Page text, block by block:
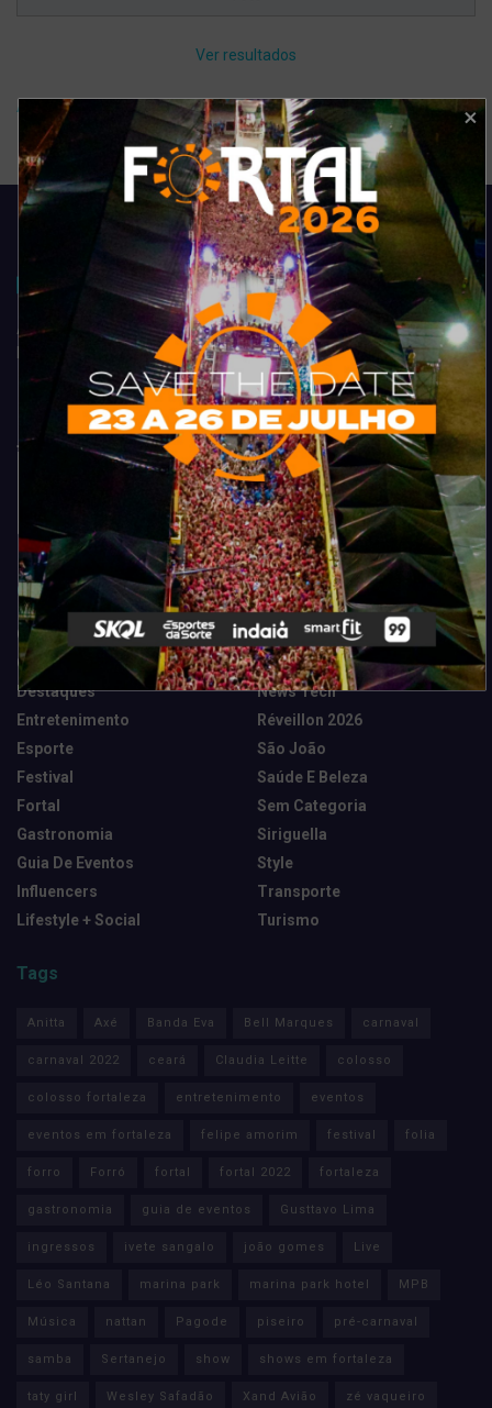
Ver resultados
Arquivo de enquete
Acompanhe todas as novidades do entretenimento na região de
Fortaleza. Dicas, promoções, coberturas exclusivas e muito mais.
Categorias
Camarote Vip Junino
Cidade
Destaques
Entretenimento
Esporte
Festival
Fortal
Gastronomia
Guia De Eventos
Influencers
Lifestyle + Social
Marketing E Negócios
Música
News Tech
Réveillon 2026
São João
Saúde E Beleza
Sem Categoria
Siriguella
Style
Transporte
Turismo
Tags
Anitta Axé Banda Eva Bell Marques carnaval
carnaval 2022 ceará Claudia Leitte colosso
colosso fortaleza entretenimento eventos
eventos em fortaleza felipe amorim festival folia
forro Forró fortal fortal 2022 fortaleza
gastronomia guia de eventos Gusttavo Lima
ingressos ivete sangalo joão gomes Live
Léo Santana marina park marina park hotel MPB
Música nattan Pagode piseiro pré-carnaval
samba Sertanejo show shows em fortaleza
taty girl Wesley Safadão Xand Avião zé vaqueiro